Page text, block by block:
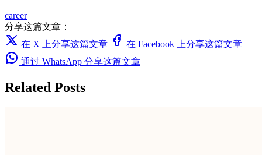
career
分享这篇文章：
在 X 上分享这篇文章
在 Facebook 上分享这篇文章
通过 WhatsApp 分享这篇文章
Related Posts